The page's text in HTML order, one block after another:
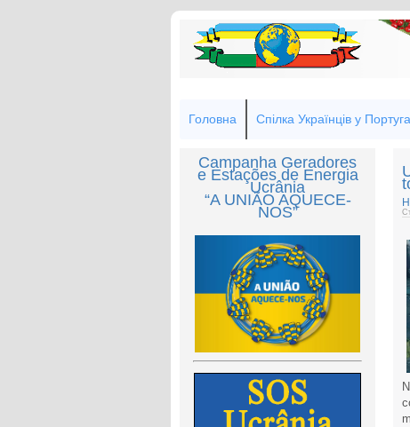
Головна Спілка Українців у
Campanha Geradores
e Estações de Energia
Ucrânia
“A UNIÃO AQUECE-
NOS”